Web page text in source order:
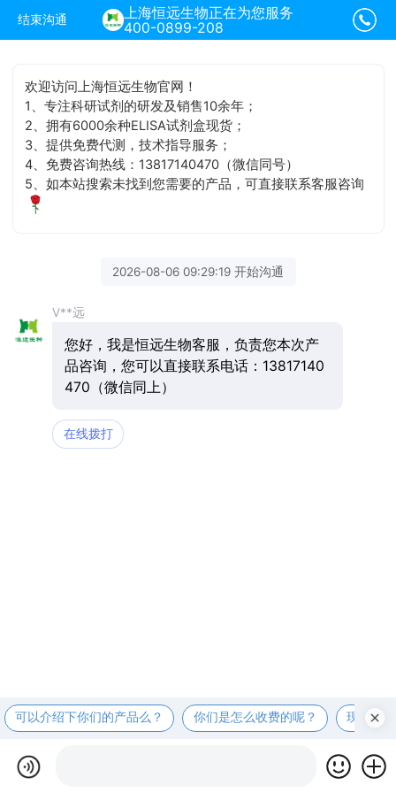
结束沟通
上海恒远生物正在为您服务
400-0899-208
欢迎访问上海恒远生物官网！
1、专注科研试剂的研发及销售10余年；
2、拥有6000余种ELISA试剂盒现货；
3、提供免费代测，技术指导服务；
4、免费咨询热线：13817140470（微信同号）
5、如本站搜索未找到您需要的产品，可直接联系客服咨询
2026-08-06 09:29:19 开始沟通
V**远
您好，我是恒远生物客服，负责您本次产
品咨询，您可以直接联系电话：13817140
470（微信同上）
在线拨打
可以介绍下你们的产品么？ 你们是怎么收费的呢？ 现在有